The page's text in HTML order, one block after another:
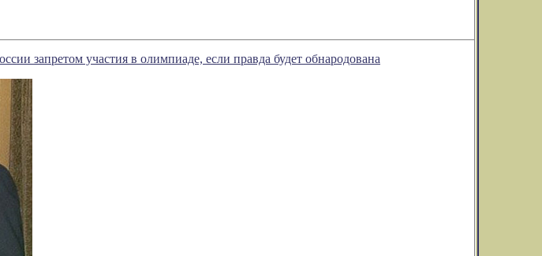
запретом участия в олимпиаде, если правда будет обнародована